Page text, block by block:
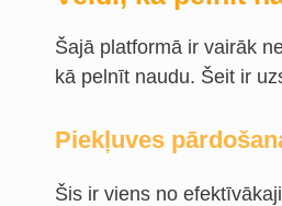
Šajā platformā ir vairāk
kā pelnīt naudu. Šeit ir
Piekļuves
Šis ir viens no